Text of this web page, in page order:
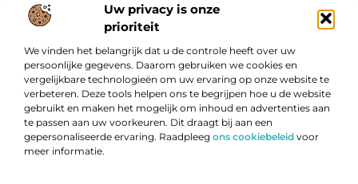
Uw privacy is onze
prioriteit
We vinden het belangrijk dat u de controle heeft over uw
persoonlijke gegevens. Daarom gebruiken we cookies en
vergelijkbare technologieën om uw ervaring op onze website te
verbeteren. Deze tools helpen ons te begrijpen hoe u de website
gebruikt en maken het mogelijk om inhoud en advertenties aan
te passen aan uw voorkeuren. Dit draagt bij aan een
gepersonaliseerde ervaring. Raadpleeg ons cookiebeleid voor
meer informatie.
Bericht categorie
Digitalk.nl – Ontdek, leer en praat mee!